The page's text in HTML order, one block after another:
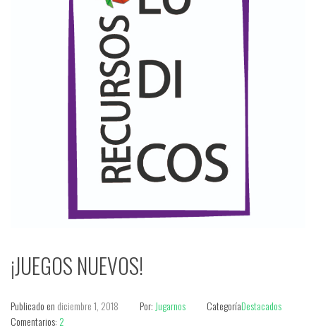
¡JUEGOS NUEVOS!
Publicado en diciembre 1, 2018 Por: Jugarnos CategoríaDestacados
Comentarios: 2